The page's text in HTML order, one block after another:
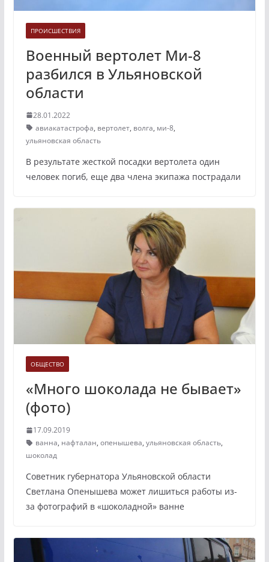
ПРОИСШЕСТВИЯ
Военный вертолет Ми-8
разбился в Ульяновской
области
28.01.2022
авиакатастрофа, вертолет, волга, ми-8,
ульяновская область
В результате жесткой посадки вертолета один
человек погиб, еще два члена экипажа пострадали
ОБЩЕСТВО
«Много шоколада не бывает»
(фото)
17.09.2019
ванна, нафталан, опенышева, ульяновская область,
шоколад
Советник губернатора Ульяновской области
Светлана Опенышева может лишиться работы из-
за фотографий в «шоколадной» ванне